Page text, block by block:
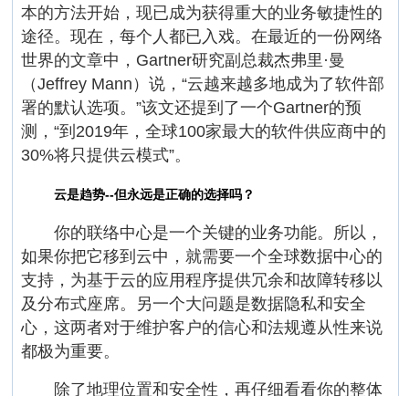
本的方法开始，现已成为获得重大的业务敏捷性的
途径。现在，每个人都已入戏。在最近的一份网络
世界的文章中，Gartner研究副总裁杰弗里·曼
（Jeffrey Mann）说，“云越来越多地成为了软件部
署的默认选项。”该文还提到了一个Gartner的预
测，“到2019年，全球100家最大的软件供应商中的
30%将只提供云模式”。
云是趋势--但永远是正确的选择吗？
你的联络中心是一个关键的业务功能。所以，
如果你把它移到云中，就需要一个全球数据中心的
支持，为基于云的应用程序提供冗余和故障转移以
及分布式座席。另一个大问题是数据隐私和安全
心，这两者对于维护客户的信心和法规遵从性来说
都极为重要。
除了地理位置和安全性，再仔细看看你的整体